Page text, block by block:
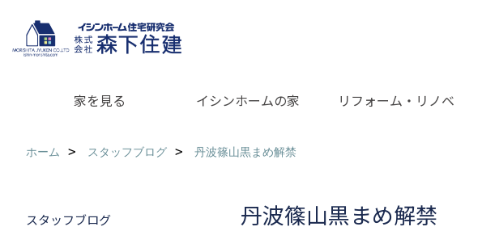
家を見る イシンホームの家 リフォーム・リノベ
ホーム スタッフブログ 丹波篠山黒まめ解禁
丹波篠山黒まめ解禁
スタッフブログ